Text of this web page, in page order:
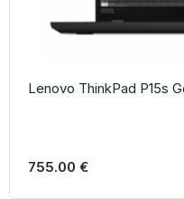
Lenovo ThinkPad P15s
755.00 €